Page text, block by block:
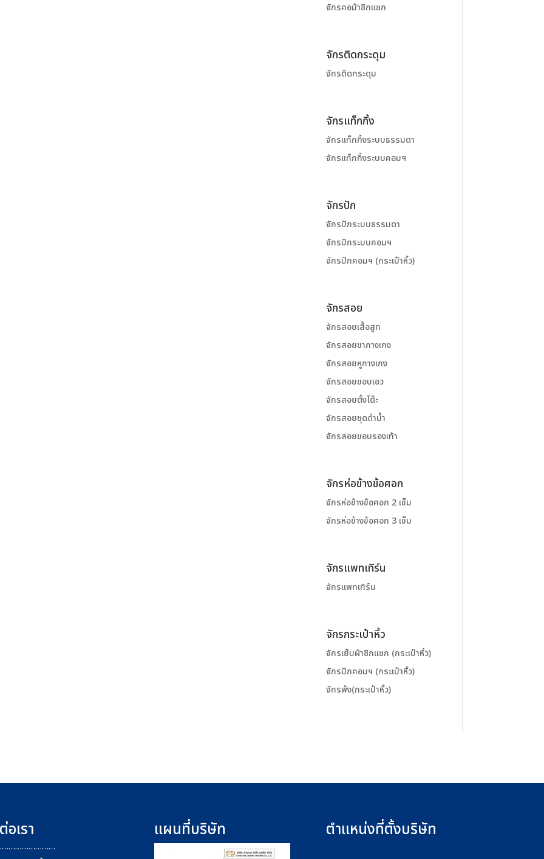
จักรคอม้าซิกแซก
จักรติดกระดุม
จักรติดกระดุม
จักรแท็กกิ้ง
จักรแท็กกิ้งระบบธรรมดา
จักรแท็กกิ้งระบบคอมฯ
จักรปัก
จักรปักระบบธรรมดา
จักรปักระบบคอมฯ
จักรปักคอมฯ (กระเป๋าหิ้ว)
จักรสอย
จักรสอยเสื้อสูท
จักรสอยขากางเกง
จักรสอยหูกางเกง
จักรสอยขอบเอว
จักรสอยตั้งโต๊ะ
จักรสอยชุดดำน้ำ
จักรสอยขอบรองเท้า
จักรห่อข้างข้อศอก
จักรห่อข้างข้อศอก 2 เข็ม
จักรห่อข้างข้อศอก 3 เข็ม
จักรแพทเทิร์น
จักรแพทเทิร์น
จักรกระเป๋าหิ้ว
จักรเย็บผ้าซิกแซก (กระเป๋าหิ้ว)
จักรปักคอมฯ (กระเป๋าหิ้ว)
จักรพ้ง(กระเป๋าหิ้ว)
เรา แผนที่บริษัท ตำแหน่งที่ตั้งบริษัท